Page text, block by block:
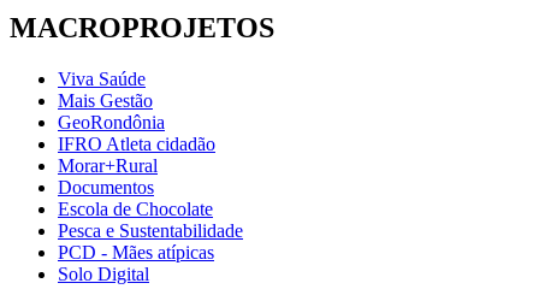
MACROPROJETOS
Viva Saúde
Mais Gestão
GeoRondônia
IFRO Atleta cidadão
Morar+Rural
Documentos
Escola de Chocolate
Pesca e Sustentabilidade
PCD - Mães atípicas
Solo Digital